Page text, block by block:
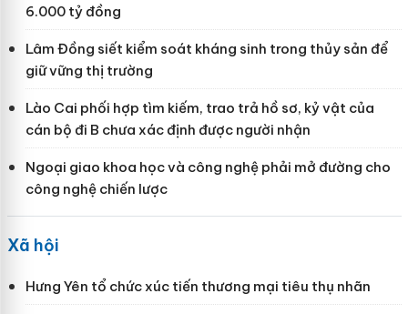
6.000 tỷ đồng
Lâm Đồng siết kiểm soát kháng sinh trong thủy sản để
giữ vững thị trường
Lào Cai phối hợp tìm kiếm, trao trả hồ sơ, kỷ vật của
cán bộ đi B chưa xác định được người nhận
Ngoại giao khoa học và công nghệ phải mở đường cho
công nghệ chiến lược
Xã hội
Hưng Yên tổ chức xúc tiến thương mại tiêu thụ nhãn